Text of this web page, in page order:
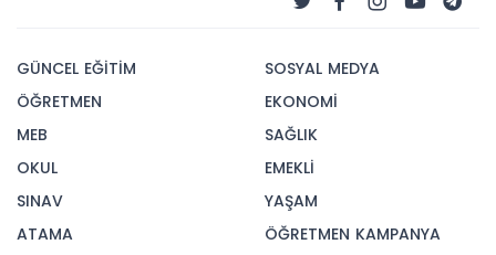
GÜNCEL EĞİTİM
ÖĞRETMEN
MEB
OKUL
SINAV
ATAMA
SOSYAL MEDYA
EKONOMİ
SAĞLIK
EMEKLİ
YAŞAM
ÖĞRETMEN KAMPANYA